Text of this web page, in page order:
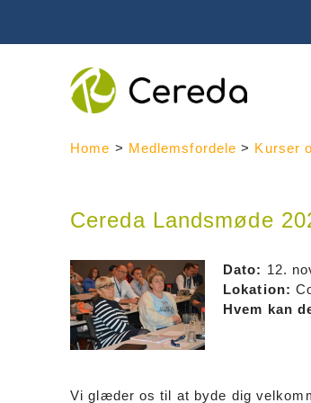
indhold
g
Home > Medlemsfordele > Kurser
Cereda Landsmøde
Dato: 12.
Lokation:
Hvem kan
Vi glæder os til at byde dig